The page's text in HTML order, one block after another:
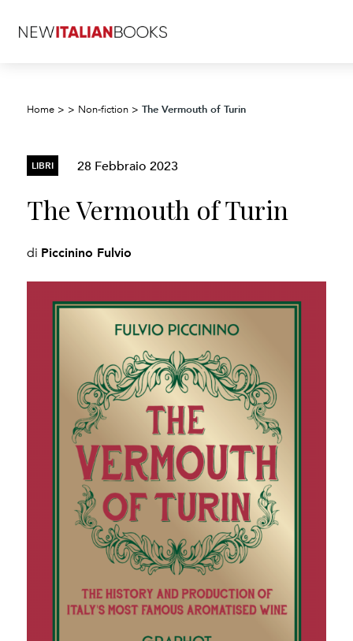
Home > > Non-fiction >The Vermouth of Turin
LIBRI 28 Febbraio 2023
The Vermouth of Turin
di Piccinino Fulvio